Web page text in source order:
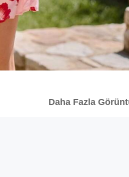
Daha Fazla